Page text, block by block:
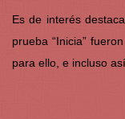
Es de interés
prueba “Inicia”
para ello, e incluso